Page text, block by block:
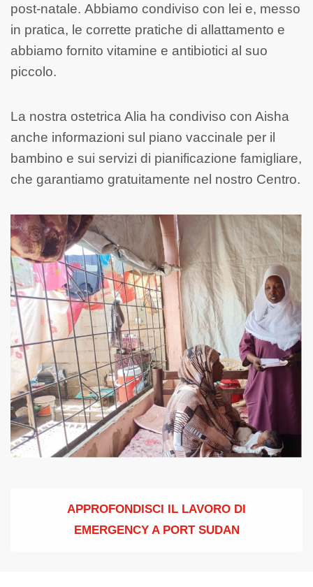
post-natale. Abbiamo condiviso con lei e, messo
in pratica, le corrette pratiche di allattamento e
abbiamo fornito vitamine e antibiotici al suo
piccolo.
La nostra ostetrica Alia ha condiviso con Aisha
anche informazioni sul piano vaccinale per il
bambino e sui servizi di pianificazione famigliare,
che garantiamo gratuitamente nel nostro Centro.
APPROFONDISCI IL LAVORO DI
EMERGENCY A PORT SUDAN